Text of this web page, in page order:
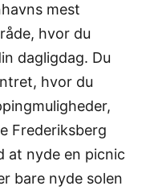
mest
hvor du
dagligdag. Du
hvor du
Frederiksberg
at nyde en picnic
bare nyde solen